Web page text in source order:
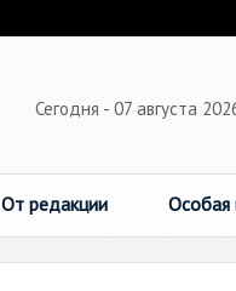
Сегодня - 07 августа
От редакции Особая